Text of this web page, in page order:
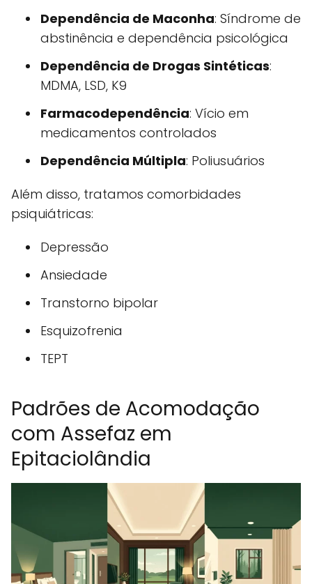
Dependência de Maconha: Síndrome de
abstinência e dependência psicológica
Dependência de Drogas Sintéticas:
MDMA, LSD, K9
Farmacodependência: Vício em
medicamentos controlados
Dependência Múltipla: Poliusuários
Além disso, tratamos comorbidades
psiquiátricas:
Depressão
Ansiedade
Transtorno bipolar
Esquizofrenia
TEPT
Padrões de Acomodação
com Assefaz em
Epitaciolândia